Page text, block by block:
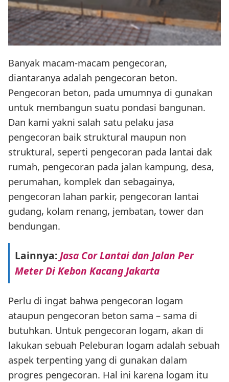
Banyak macam-macam pengecoran,
diantaranya adalah pengecoran beton.
Pengecoran beton, pada umumnya di gunakan
untuk membangun suatu pondasi bangunan.
Dan kami yakni salah satu pelaku jasa
pengecoran baik struktural maupun non
struktural, seperti pengecoran pada lantai dak
rumah, pengecoran pada jalan kampung, desa,
perumahan, komplek dan sebagainya,
pengecoran lahan parkir, pengecoran lantai
gudang, kolam renang, jembatan, tower dan
bendungan.
Lainnya:Jasa Cor Lantai dan Jalan Per
Meter Di Kebon Kacang Jakarta
Perlu di ingat bahwa pengecoran logam
ataupun pengecoran beton sama – sama di
butuhkan. Untuk pengecoran logam, akan di
lakukan sebuah Peleburan logam adalah sebuah
aspek terpenting yang di gunakan dalam
progres pengecoran. Hal ini karena logam itu